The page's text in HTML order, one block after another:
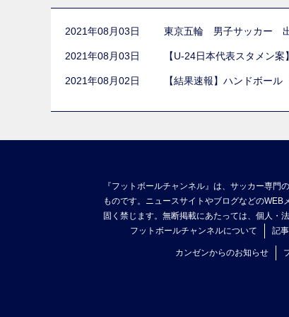
2021年08月03日 東京五輪 男子サッカー 出
2021年08月03日 【U-24日本代表スタメン
2021年08月02日 【結果速報】ハンドボー
『フットボールチャンネル』は、サッカー専
ものです。ニュースサイトやブログなどの
固く禁じます。無断掲載にあたっては、個人・
フットボールチャンネルについて
記
カンゼンからのお知らせ